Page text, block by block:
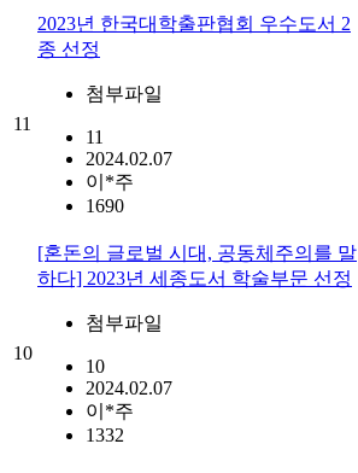
11
2023년 한국대학출판협회 우수도서 2
종 선정
첨부파일
11
2024.02.07
이*주
1690
10
[혼돈의 글로벌 시대, 공동체주의를 말
하다] 2023년 세종도서 학술부문 선정
첨부파일
10
2024.02.07
이*주
1332